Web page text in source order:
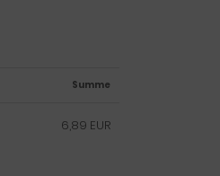
Summe
6,89 EUR